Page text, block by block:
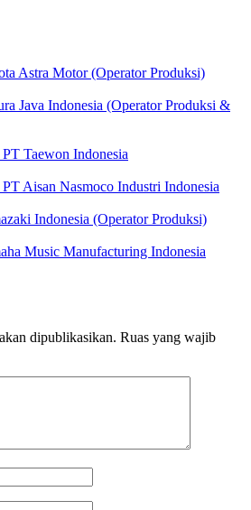
Astra Motor (Operator Produksi)
Java Indonesia (Operator Produksi &
Taewon Indonesia
Aisan Nasmoco Industri Indonesia
Indonesia (Operator Produksi)
Music Manufacturing Indonesia
dipublikasikan. Ruas yang wajib